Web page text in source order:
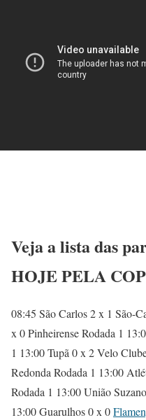
Veja a lista das
HOJE PELA
08:45 São Carlos 2 x 1 São-
x 0 Pinheirense Rodada 1
1 13:00 Tupã 0 x 2 Velo
Redonda Rodada 1 13:00
Rodada 1 13:00 União
13:00 Guarulhos 0 x 0